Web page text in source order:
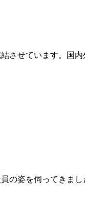
させています。国
の姿を伺ってきま